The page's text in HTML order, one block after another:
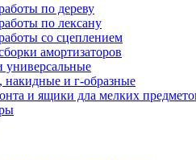
по дереву
по лексану
со сцеплением
амортизаторов
и г-образные
и ящики дла мелких